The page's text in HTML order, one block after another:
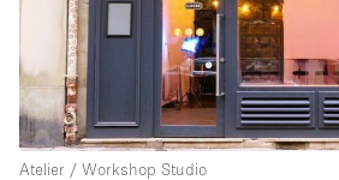
Atelier / Workshop Studio